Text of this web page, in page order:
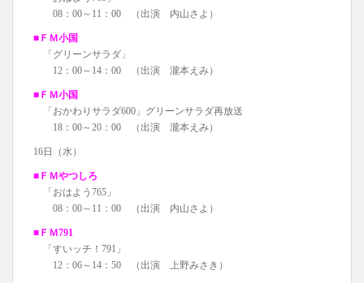
08：00～11：00 （出演 内山さよ）
■ＦＭ小国
「グリーンサラダ」
12：00～14：00 （出演 瀧本えみ）
■ＦＭ小国
「おかわりサラダ600」グリーンサラダ再放送
18：00～20：00 （出演 瀧本えみ）
16日（水）
■ＦＭやつしろ
「おはよう765」
08：00～11：00 （出演 内山さよ）
■ＦＭ791
「すいッチ！791」
12：06～14：50 （出演 上野みさき）